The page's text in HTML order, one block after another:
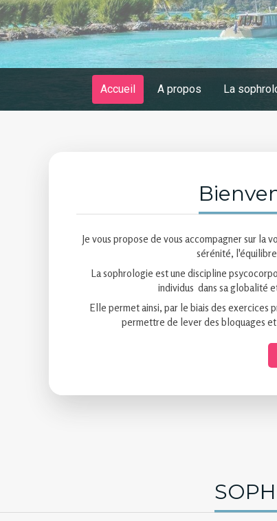
Accueil A propos La
Je vous propose de vous accompagner sur la
sérénité,
La sophrologie est une discipline
individus dans sa globalité
Elle permet ainsi, par le biais des exercices
permettre de lever des bloquages